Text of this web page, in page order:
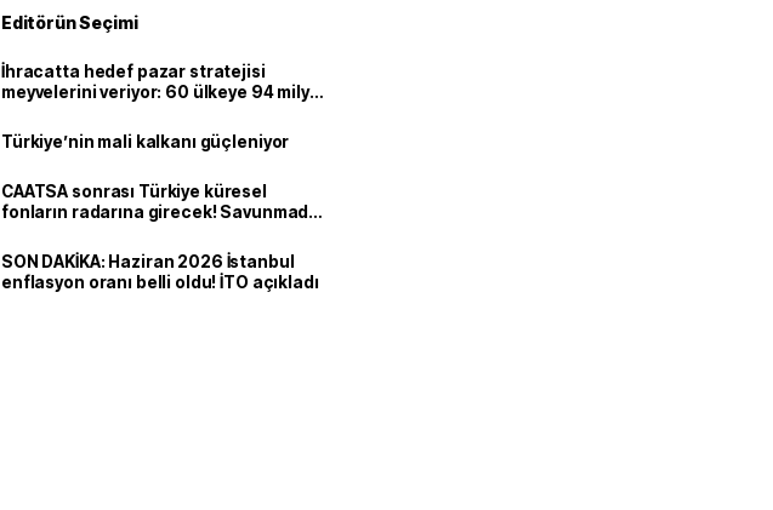
Editörün Seçimi
İhracatta hedef pazar stratejisi
meyvelerini veriyor: 60 ülkeye 94 milyar
Türkiye’nin mali kalkanı güçleniyor
CAATSA sonrası Türkiye küresel
fonların radarına girecek! Savunmadan
SON DAKİKA: Haziran 2026 İstanbul
enflasyon oranı belli oldu! İTO açıkladı